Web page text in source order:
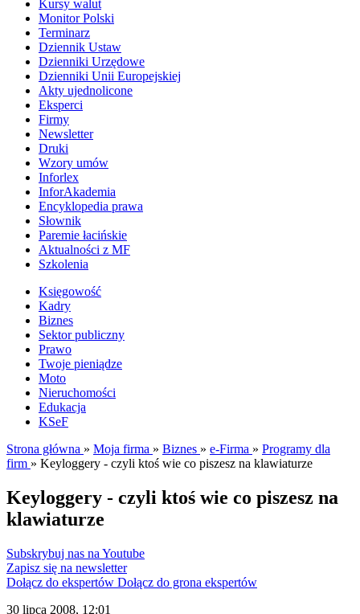
Kursy walut
Monitor Polski
Terminarz
Dziennik Ustaw
Dzienniki Urzędowe
Dzienniki Unii Europejskiej
Akty ujednolicone
Eksperci
Firmy
Newsletter
Druki
Wzory umów
Inforlex
InforAkademia
Encyklopedia prawa
Słownik
Paremie łacińskie
Aktualności z MF
Szkolenia
Księgowość
Kadry
Biznes
Sektor publiczny
Prawo
Twoje pieniądze
Moto
Nieruchomości
Edukacja
KSeF
Strona główna » Moja firma » Biznes » e-Firma » Programy dla
firm » Keyloggery - czyli ktoś wie co piszesz na klawiaturze
Keyloggery - czyli ktoś wie co piszesz na
klawiaturze
Subskrybuj nas na Youtube
Zapisz się na newsletter
Dołącz do ekspertów Dołącz do grona ekspertów
30 lipca 2008, 12:01